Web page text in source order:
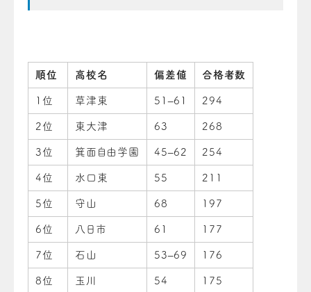
順位 高校名 偏差値 合格者数
1位 草津東 51–61 294
2位 東大津 63 268
3位 箕面自由学園 45–62 254
4位 水口東 55 211
5位 守山 68 197
6位 八日市 61 177
7位 石山 53–69 176
8位 玉川 54 175